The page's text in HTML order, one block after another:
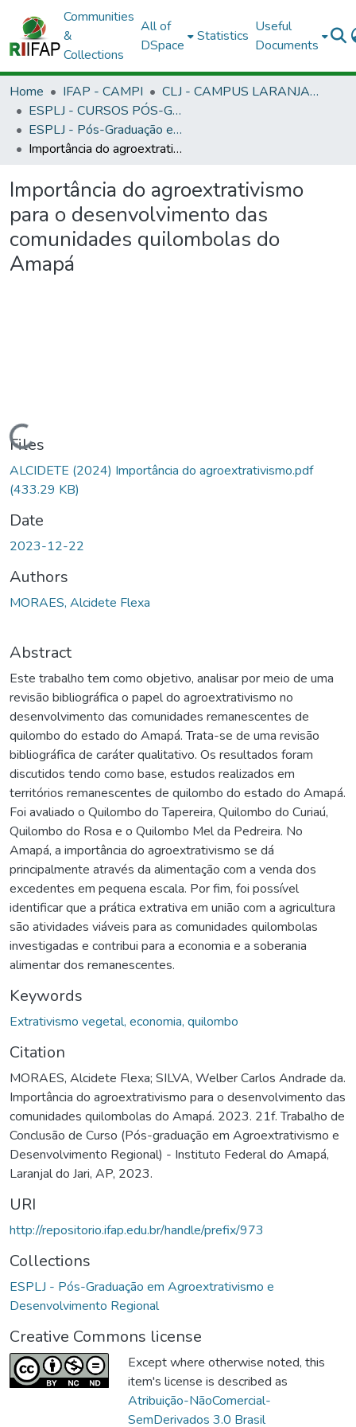
Communities
&
Collections
All of
DSpace
Statistics
Useful
Documents
Home IFAP - CAMPI
CLJ - CAMPUS LARANJAL DO JARI
ESPLJ - CURSOS PÓS-GRADUAÇÃO LATO SENSU - CAMPUS LARANJAL DO JARI
ESPLJ - Pós-Graduação em Agroextrativismo e Desenvolvimento Regional
Importância do agroextrativismo para o desenvolvimento das comunidades quilombolas do Amapá
Importância do agroextrativismo
para o desenvolvimento das
comunidades quilombolas do
Amapá
Loading...
Files
ALCIDETE (2024) Importância do agroextrativismo.pdf
(433.29 KB)
Date
2023-12-22
Authors
MORAES, Alcidete Flexa
Abstract
Este trabalho tem como objetivo, analisar por meio de uma
revisão bibliográfica o papel do agroextrativismo no
desenvolvimento das comunidades remanescentes de
quilombo do estado do Amapá. Trata-se de uma revisão
bibliográfica de caráter qualitativo. Os resultados foram
discutidos tendo como base, estudos realizados em
territórios remanescentes de quilombo do estado do Amapá.
Foi avaliado o Quilombo do Tapereira, Quilombo do Curiaú,
Quilombo do Rosa e o Quilombo Mel da Pedreira. No
Amapá, a importância do agroextrativismo se dá
principalmente através da alimentação com a venda dos
excedentes em pequena escala. Por fim, foi possível
identificar que a prática extrativa em união com a agricultura
são atividades viáveis para as comunidades quilombolas
investigadas e contribui para a economia e a soberania
alimentar dos remanescentes.
Keywords
Extrativismo vegetal, economia, quilombo
Citation
MORAES, Alcidete Flexa; SILVA, Welber Carlos Andrade da.
Importância do agroextrativismo para o desenvolvimento das
comunidades quilombolas do Amapá. 2023. 21f. Trabalho de
Conclusão de Curso (Pós-graduação em Agroextrativismo e
Desenvolvimento Regional) - Instituto Federal do Amapá,
Laranjal do Jari, AP, 2023.
URI
http://repositorio.ifap.edu.br/handle/prefix/973
Collections
ESPLJ - Pós-Graduação em Agroextrativismo e
Desenvolvimento Regional
Creative Commons license
Except where otherwise noted, this
item's license is described as
Atribuição-NãoComercial-
SemDerivados 3.0 Brasil